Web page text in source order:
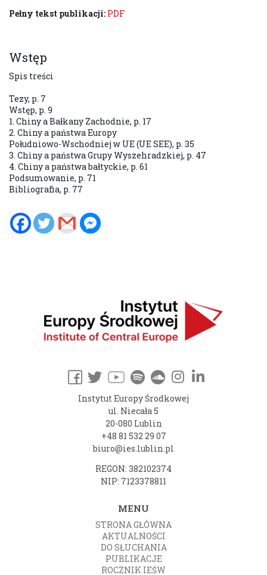
Pełny tekst publikacji: PDF
Wstęp
Spis treści
Tezy, p. 7
Wstęp, p. 9
1. Chiny a Bałkany Zachodnie, p. 17
2. Chiny a państwa Europy
Południowo-Wschodniej w UE (UE SEE), p. 35
3. Chiny a państwa Grupy Wyszehradzkiej, p. 47
4. Chiny a państwa bałtyckie, p. 61
Podsumowanie, p. 71
Bibliografia, p. 77
Instytut Europy Środkowej
ul. Niecała 5
20-080 Lublin
+48 81 532 29 07
biuro@ies.lublin.pl
REGON: 382102374
NIP: 7123378811
MENU
STRONA GŁÓWNA
AKTUALNOŚCI
DO SŁUCHANIA
PUBLIKACJE
ROCZNIK IEŚW